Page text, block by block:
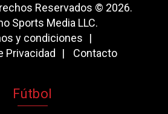
Reservados © 2026.
Sports Media LLC.
y condiciones
Privacidad
Contacto
Fútbol